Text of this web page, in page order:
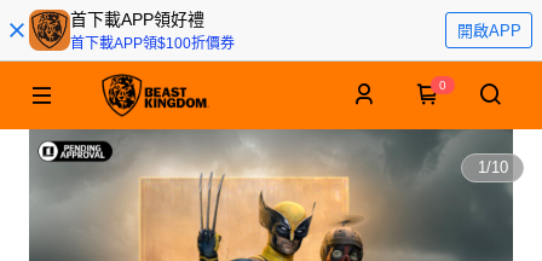
首下載APP領好禮
首下載APP領$100折價券
開啟APP
0
1/10